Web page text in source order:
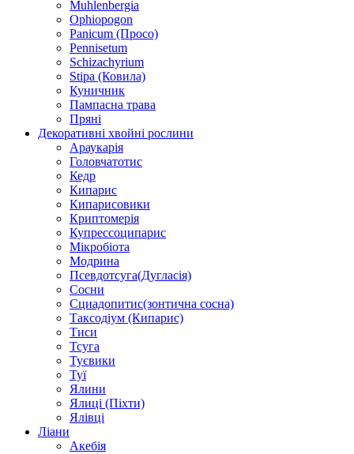
Muhlenbergia
Ophiopogon
Panicum (Просо)
Pennisetum
Schizachyrium
Stipa (Ковила)
Куничник
Пампасна трава
Пряні
Декоративні хвойні рослини
Араукарія
Головчатотис
Кедр
Кипарис
Кипарисовики
Криптомерія
Купрессоципарис
Мікробіота
Модрина
Псевдотсуга(Дугласія)
Сосни
Сциадопитис(зонтична сосна)
Таксодіум (Кипарис)
Тиси
Тсуга
Туєвики
Туї
Ялини
Ялиці (Піхти)
Ялівці
Ліани
Акебія